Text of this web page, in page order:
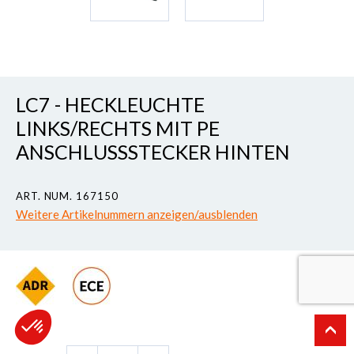
LC7 - HECKLEUCHTE
LINKS/RECHTS MIT PE
ANSCHLUSSSTECKER HINTEN
ART. NUM. 167150
Weitere Artikelnummern anzeigen/ausblenden